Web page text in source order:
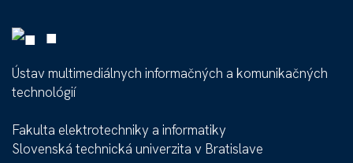
■
Ústav multimediálnych informačných a komunikačných
technológií
Fakulta elektrotechniky a informatiky
Slovenská technická univerzita v Bratislave